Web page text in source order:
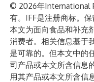
© 2026年International
有。IFF是注册商标。保
本文为面向食品和补充
消费者。相关信息基于
是可靠的。但本文中的
司产品或本文所含信息
用其产品或本文所含信